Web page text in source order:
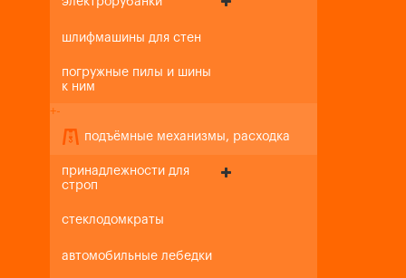
шлифмашины для стен
погружные пилы и шины
к ним
+-
подъёмные механизмы, расходка
принадлежности для
строп
стеклодомкраты
автомобильные лебедки